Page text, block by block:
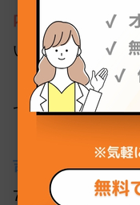
内田：私も今日そ
いてみたのです。
「そんなにじゃ
て…
吉崎：
1,000円し
700〜800円くら